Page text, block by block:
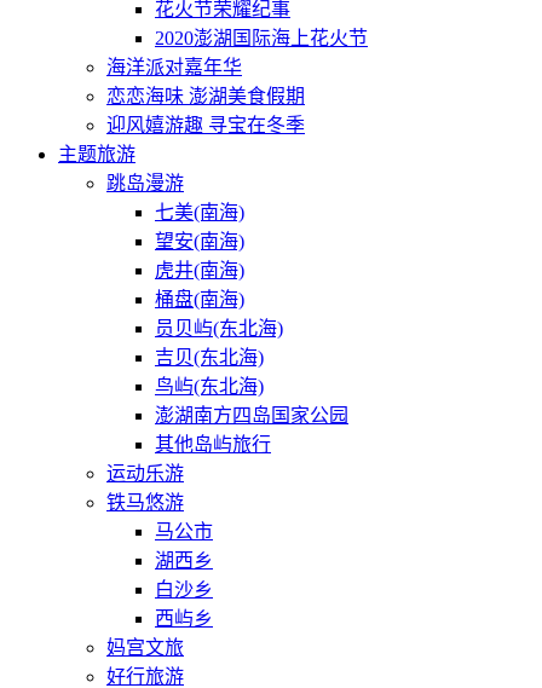
花火节荣耀纪事
2020澎湖国际海上花火节
海洋派对嘉年华
恋恋海味 澎湖美食假期
迎风嬉游趣 寻宝在冬季
主题旅游
跳岛漫游
七美(南海)
望安(南海)
虎井(南海)
桶盘(南海)
员贝屿(东北海)
吉贝(东北海)
鸟屿(东北海)
澎湖南方四岛国家公园
其他岛屿旅行
运动乐游
铁马悠游
马公市
湖西乡
白沙乡
西屿乡
妈宫文旅
好行旅游